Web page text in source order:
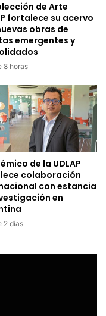
de Arte
fortalece su acervo
obras de
emergentes y
8 horas
de la UDLAP
colaboración
con estancia
en
2 días